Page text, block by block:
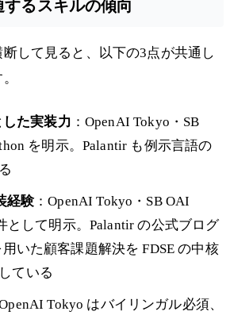
るスキルの傾向
して見ると、以下の3点が共通し
た実装力 ：OpenAI Tokyo・SB
を明示。Palantir も例示言語の
経験：OpenAI Tokyo・SB OAI
として明示。Palantir の公式ブログ
いた顧客課題解決を FDSE の中核
ている
OpenAI Tokyo はバイリンガル必須、